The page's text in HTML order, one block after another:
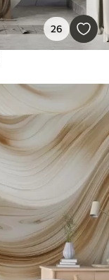
26